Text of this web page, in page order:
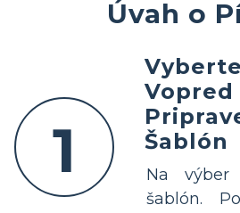
Úvah o
1
Vopred
Šablón
Na výber
šablón.